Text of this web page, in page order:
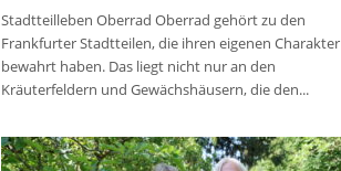
Stadtteilleben Oberrad Oberrad gehört zu den
Frankfurter Stadtteilen, die ihren eigenen Charakter
bewahrt haben. Das liegt nicht nur an den
Kräuterfeldern und Gewächshäusern, die den...